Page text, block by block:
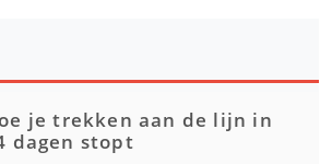
je trekken aan de lijn in
dagen stopt